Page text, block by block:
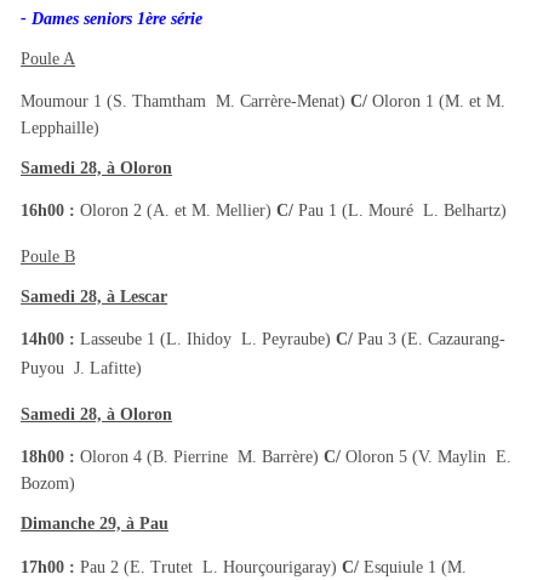
- Dames seniors 1ère série
Poule A
Moumour 1 (S. Thamtham  M. Carrère-Menat)C/ Oloron 1 (M. et M.
Lepphaille)
Samedi 28, à Oloron
16h00 :Oloron 2 (A. et M. Mellier)C/ Pau 1 (L. Mouré  L. Belhartz)
Poule B
Samedi 28, à Lescar
14h00 : Lasseube 1 (L. Ihidoy  L. Peyraube)C/ Pau 3 (E. Cazaurang-
Puyou  J. Lafitte)
Samedi 28, à Oloron
18h00 :Oloron 4 (B. Pierrine  M. Barrère)C/ Oloron 5 (V. Maylin  E.
Bozom)
Dimanche 29, à Pau
17h00 : Pau 2 (E. Trutet  L. Hourçourigaray)C/ Esquiule 1 (M.